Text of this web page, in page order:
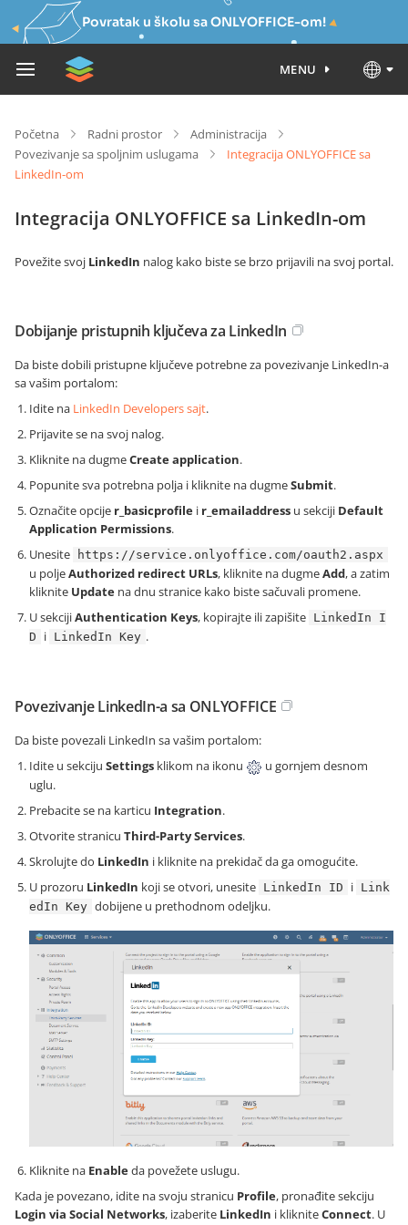
Povratak u školu sa ONLYOFFICE-om!
MENU
Početna Radni prostor
Administracija
Povezivanje sa spoljnim uslugama
Integracija ONLYOFFICE sa
LinkedIn-om
Integracija ONLYOFFICE sa LinkedIn-om
Povežite svoj LinkedIn nalog kako biste se brzo prijavili na svoj portal.
Dobijanje pristupnih ključeva za LinkedIn
Da biste dobili pristupne ključeve potrebne za povezivanje LinkedIn-a
sa vašim portalom:
Idite na LinkedIn Developers sajt.
Prijavite se na svoj nalog.
Kliknite na dugmeCreate application.
Popunite sva potrebna polja i kliknite na dugmeSubmit.
Označite opcije r_basicprofile i r_emailaddress u sekciji Default
Application Permissions.
Unesite
https://service.onlyoffice.com/oauth2.aspx
u poljeAuthorized redirect URLs, kliknite na dugmeAdd, a zatim
kliknite Update na dnu stranice kako biste sačuvali promene.
U sekcijiAuthentication Keys, kopirajte ili zapišite LinkedIn I
D
i LinkedIn Key .
Povezivanje LinkedIn-a sa ONLYOFFICE
Da biste povezali LinkedIn sa vašim portalom:
Idite u sekciju Settings klikom na ikonu
u gornjem desnom
uglu.
Prebacite se na karticu Integration.
Otvorite stranicu Third-Party Services.
Skrolujte do LinkedIn i kliknite na prekidač da ga omogućite.
U prozoru LinkedIn koji se otvori, unesite LinkedIn ID i Link
edIn Key dobijene u prethodnom odeljku.
Kliknite na Enableda povežete uslugu.
Kada je povezano, idite na svoju stranicu Profile, pronađite sekciju
Login via Social Networks, izaberite LinkedIn i klikniteConnect. U